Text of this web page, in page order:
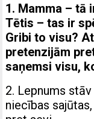
1. Mamma – tā
Tētis – tas ir
Gribi to visu?
pretenzijām
saņemsi visu,
2. Lepnums
niecības